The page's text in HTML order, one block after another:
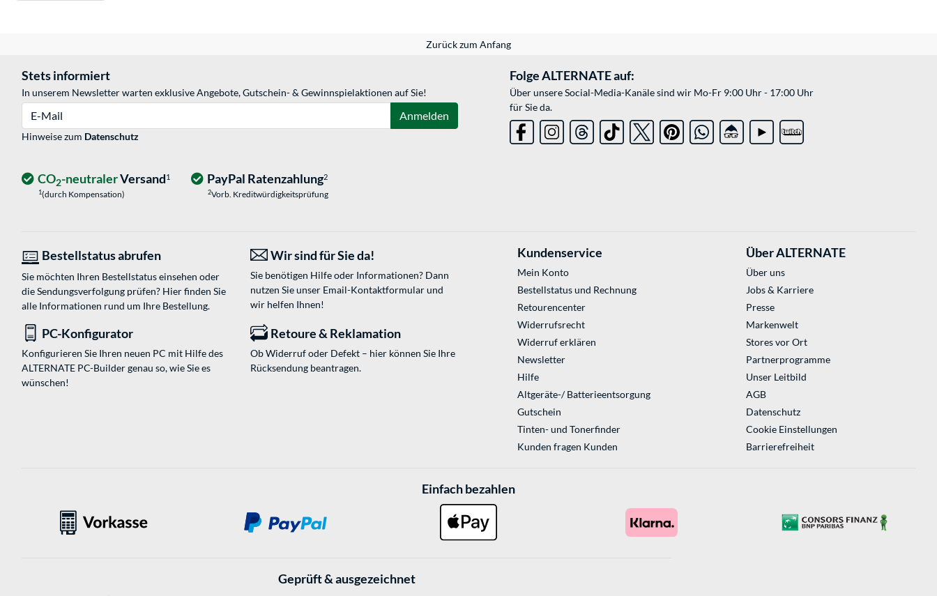
Zurück zum Anfang
Stets informiert
In unserem Newsletter warten exklusive Angebote, Gutschein- & Gewinnspielaktionen auf Sie!
Anmelden
Hinweise zum Datenschutz
Folge ALTERNATE auf:
Über unsere Social-Media-Kanäle sind wir Mo-Fr 9:00 Uhr - 17:00 Uhr
für Sie da.
CO2-neutralerVersand1
1(durch Kompensation)
PayPal Ratenzahlung2
2Vorb. Kreditwürdigkeitsprüfung
Bestellstatus abrufen
Sie möchten Ihren Bestellstatus einsehen oder
die Sendungsverfolgung prüfen? Hier finden Sie
alle Informationen rund um Ihre Bestellung.
Wir sind für Sie da!
Sie benötigen Hilfe oder Informationen? Dann
nutzen Sie unser Email-Kontaktformularund
wir helfen Ihnen!
PC-Konfigurator
Konfigurieren Sie Ihren neuen PC mit Hilfe des
ALTERNATE PC-Builder genau so, wie Sie es
wünschen!
Retoure & Reklamation
Ob Widerruf oder Defekt – hier können Sie Ihre
Rücksendung beantragen.
Kundenservice
Mein Konto
Bestellstatus und Rechnung
Retourencenter
Widerrufsrecht
Widerruf erklären
Newsletter
Hilfe
Altgeräte-/ Batterieentsorgung
Gutschein
Tinten- und Tonerfinder
Kunden fragen Kunden
Über ALTERNATE
Über uns
Jobs & Karriere
Presse
Markenwelt
Stores vor Ort
Partnerprogramme
Unser Leitbild
AGB
Datenschutz
Cookie Einstellungen
Barrierefreiheit
Einfach bezahlen
Geprüft & ausgezeichnet